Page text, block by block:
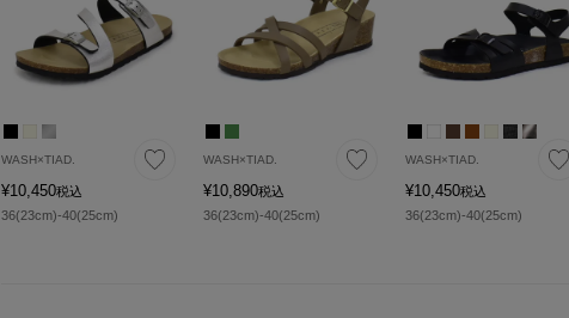
WASH×TIAD.
¥10,450税込
36(23cm)-40(25cm)
WASH×TIAD.
¥10,890税込
36(23cm)-40(25cm)
WASH×TIAD.
¥10,450税込
36(23cm)-40(25cm)